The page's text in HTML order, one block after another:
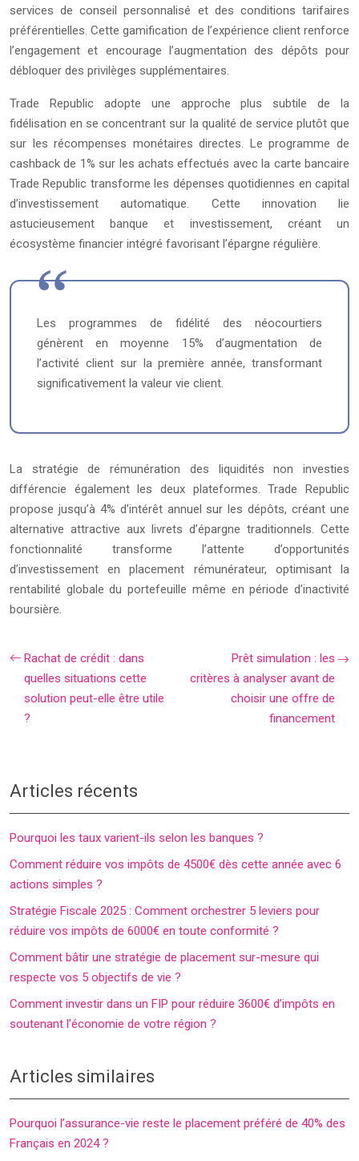
services de conseil personnalisé et des conditions tarifaires
préférentielles. Cette gamification de l’expérience client renforce
l’engagement et encourage l’augmentation des dépôts pour
débloquer des privilèges supplémentaires.
Trade Republic adopte une approche plus subtile de la
fidélisation en se concentrant sur la qualité de service plutôt que
sur les récompenses monétaires directes. Le programme de
cashback de 1% sur les achats effectués avec la carte bancaire
Trade Republic transforme les dépenses quotidiennes en capital
d’investissement automatique. Cette innovation lie
astucieusement banque et investissement, créant un
écosystème financier intégré favorisant l’épargne régulière.
Les programmes de fidélité des néocourtiers
génèrent en moyenne 15% d’augmentation de
l’activité client sur la première année, transformant
significativement la valeur vie client.
La stratégie de rémunération des liquidités non investies
différencie également les deux plateformes. Trade Republic
propose jusqu’à 4% d’intérêt annuel sur les dépôts, créant une
alternative attractive aux livrets d’épargne traditionnels. Cette
fonctionnalité transforme l’attente d’opportunités
d’investissement en placement rémunérateur, optimisant la
rentabilité globale du portefeuille même en période d’inactivité
boursière.
Rachat de crédit : dans
quelles situations cette
solution peut-elle être utile
?
Prêt simulation : les
critères à analyser avant de
choisir une offre de
financement
Articles récents
Pourquoi les taux varient-ils selon les banques ?
Comment réduire vos impôts de 4500€ dès cette année avec 6
actions simples ?
Stratégie Fiscale 2025 : Comment orchestrer 5 leviers pour
réduire vos impôts de 6000€ en toute conformité ?
Comment bâtir une stratégie de placement sur-mesure qui
respecte vos 5 objectifs de vie ?
Comment investir dans un FIP pour réduire 3600€ d’impôts en
soutenant l’économie de votre région ?
Articles similaires
Pourquoi l’assurance-vie reste le placement préféré de 40% des
Français en 2024 ?